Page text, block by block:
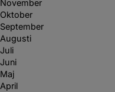
November
Oktober
September
Augusti
Juli
Juni
Maj
April